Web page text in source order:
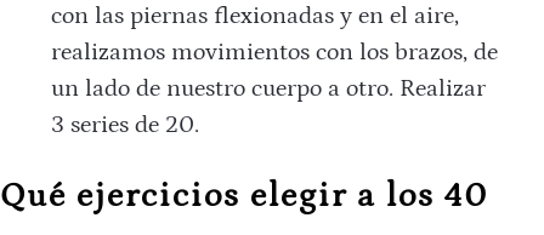
con las piernas flexionadas y en el aire,
realizamos movimientos con los brazos, de
un lado de nuestro cuerpo a otro. Realizar
3 series de 20.
Qué ejercicios elegir a los 40